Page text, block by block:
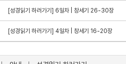
[성경읽기 하러가기] 6일차 | 창세기 26-30장
[성경읽기 하러가기] 4일차 | 창세기 16-20장